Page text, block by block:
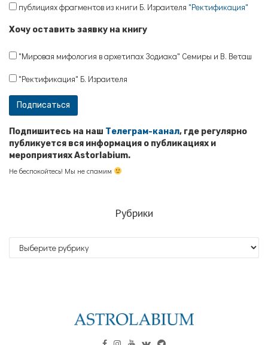
публициях фрагментов из книги Б. Израителя "Ректификация"
Хочу оставить заявку на книгу
"Мировая мифология в архетипах Зодиака" Семиры и В. Веташ
"Ректификация" Б. Израителя
Подпишитесь на наш Телеграм-канал, где регулярно
публикуется вся информация о публикациях и
мероприятиях Astorlabium.
Не беспокойтесь! Мы не спамим
Рубрики
Рубрики